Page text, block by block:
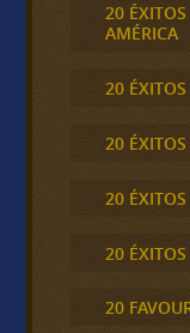
20
AMÉRICA
20
20
20
20
20